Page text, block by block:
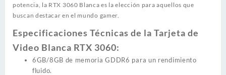
potencia, la RTX 3060 Blanca es la elección para aquellos que
buscan destacar en el mundo gamer.
Especificaciones Técnicas de la Tarjeta de
Video Blanca RTX 3060:
6GB/8GB de memoria GDDR6 para un rendimiento
fluido.